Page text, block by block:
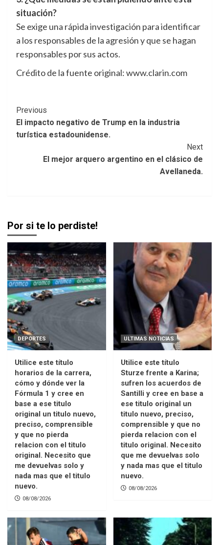
situación?
Se exige una rápida investigación para identificar
a los responsables de la agresión y que se hagan
responsables por sus actos.
Crédito de la fuente original: www.clarin.com
Post
Navigation
Previous
El impacto negativo de Trump en la industria
turística estadounidense.
Next
El mejor arquero argentino en el clásico de
Avellaneda.
Por si te lo perdiste!
DEPORTES
Utilice este título
horarios de la carrera,
cómo y dónde ver la
Fórmula 1 y cree en
base a ese titulo
original un titulo nuevo,
preciso, comprensible
y que no pierda
relacion con el titulo
original. Necesito que
me devuelvas solo y
nada mas que el titulo
nuevo.
08/08/2026
ULTIMAS NOTICIAS
Utilice este título
Sturze frente a Karina;
sufren los acuerdos de
Santilli y cree en base a
ese titulo original un
titulo nuevo, preciso,
comprensible y que no
pierda relacion con el
titulo original. Necesito
que me devuelvas solo
y nada mas que el titulo
nuevo.
08/08/2026